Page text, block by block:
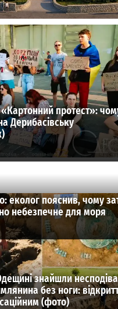
створити нове містечко
буде
1
«Картонний протест»:
Дерибасівську
еколог пояснив, чому
небезпечне для моря
знайшли
без ноги:
(фото)